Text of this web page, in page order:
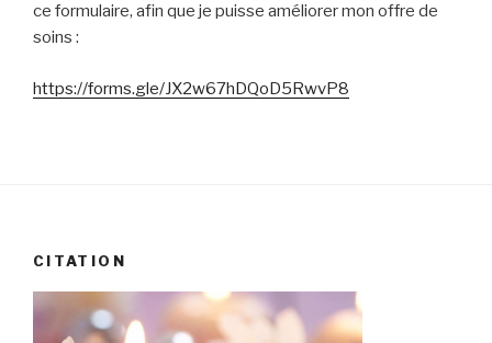
ce formulaire, afin que je puisse améliorer mon offre de
soins :
https://forms.gle/JX2w67hDQoD5RwvP8
CITATION